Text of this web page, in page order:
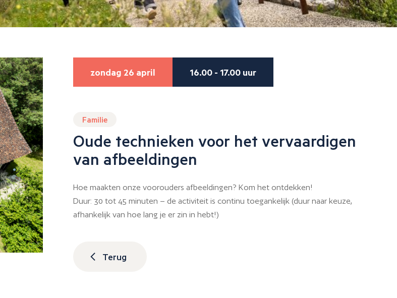
zondag 26 april 16.00 - 17.00 uur
Familie
Oude technieken voor het vervaardigen
van afbeeldingen
Hoe maakten onze voorouders afbeeldingen? Kom het ontdekken!
Duur: 30 tot 45 minuten – de activiteit is continu toegankelijk (duur naar keuze,
afhankelijk van hoe lang je er zin in hebt!)
Terug